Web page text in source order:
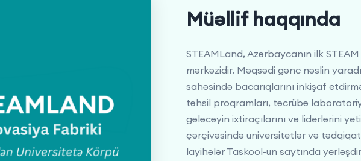
Müəllif haqqında
STEAMLand, Azərbaycanın ilk
mərkəzidir. Məqsədi gənc nəslin
sahəsində bacarıqlarını inkişaf
təhsil proqramları, təcrübə
gələcəyin ixtiraçılarını və liderlərini
çərçivəsində universitetlər və tədqiqat
layihələr Taskool-un saytında